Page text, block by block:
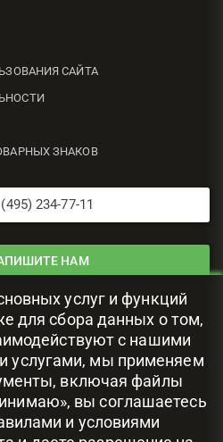
САЙТА
ЗНАКОВ
234-77-11
НАМ
69
услуг и функций
для сбора данных о том,
с нашими
услугами, мы применяем
включая файлы
вы соглашаетесь
и условиями